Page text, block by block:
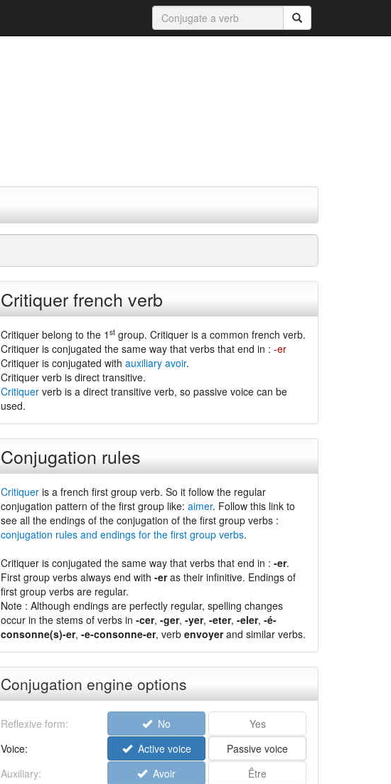
Critiquer french verb
Critiquer belong to the 1 stgroup. Critiquer is a common french verb.
Critiquer is conjugated the same way that verbs that end in : -er
Critiquer is conjugated with auxiliary avoir.
Critiquer verb is direct transitive.
Critiquerverb is a direct transitive verb, so passive voice can be
used.
Conjugation rules
Critiqueris a french first group verb. So it follow the regular
conjugation pattern of the first group like: aimer. Follow this link to
see all the endings of the conjugation of the first group verbs :
conjugation rules and endings for the first group verbs.
Critiquer is conjugated the same way that verbs that end in : -er.
First group verbs always end with -eras their infinitive. Endings of
first group verbs are regular.
Note : Although endings are perfectly regular, spelling changes
occur in the stems of verbs in -cer, -ger, -yer, -eter, -eler, -é-
consonne(s)-er, -e-consonne-er, verb envoyerand similar verbs.
Conjugation engine options
Reflexive form: No
Yes
Voice:
Active voice
Passive voice
Auxiliary:
Avoir
Être